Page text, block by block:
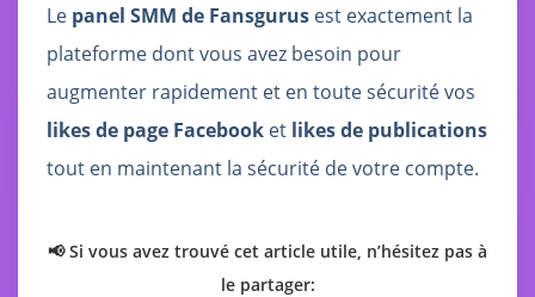
Le panel SMM de Fansgurus est exactement la
plateforme dont vous avez besoin pour
augmenter rapidement et en toute sécurité vos
likes de page Facebook et likes de publications
tout en maintenant la sécurité de votre compte.
📢 Si vous avez trouvé cet article utile, n’hésitez pas à
le partager: